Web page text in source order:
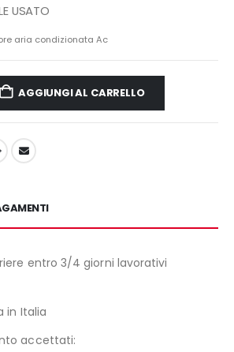
USATO
aria condizionata Ac
AGGIUNGI AL CARRELLO
entro 3/4 giorni lavorativi
in Italia
accettati: